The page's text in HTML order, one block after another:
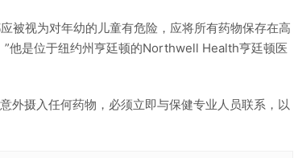
被视为对年幼的儿童有危险，应将所有药物保存在高
他是位于纽约州亨廷顿的Northwell Health亨廷顿医
外摄入任何药物，必须立即与保健专业人员联系，以